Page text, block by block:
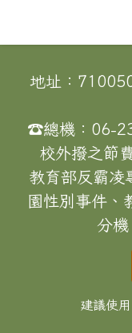
頁尾區域內容
地址：
☎總機：06-
校外撥之節
教育部反霸
園性別事件、
分
建議使